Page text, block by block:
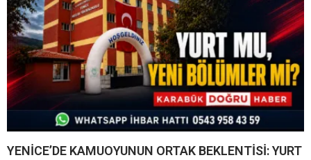
YENİCE’DE KAMUOYUNUN ORTAK BEKLENTİSİ: YURT